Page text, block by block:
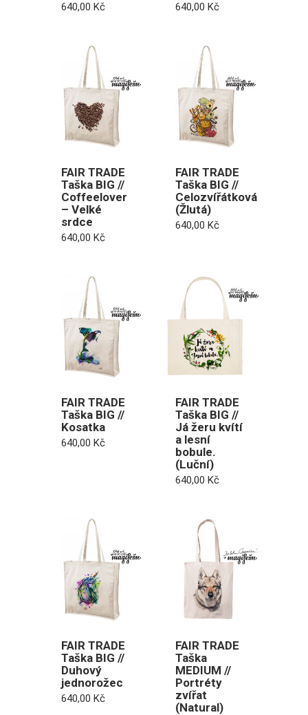
640,00 Kč 640,00 Kč
FAIR TRADE
Taška BIG //
Coffeelover
– Velké
srdce
640,00 Kč
FAIR TRADE
Taška BIG //
Celozvířátková
(Žlutá)
640,00Kč
FAIR TRADE
Taška BIG //
Kosatka
640,00 Kč
FAIR TRADE
Taška BIG //
Já žeru kvítí
a lesní
bobule.
(Luční)
640,00 Kč
FAIR TRADE
Taška BIG //
Duhový
jednorožec
640,00 Kč
FAIR TRADE
Taška
MEDIUM //
Portréty
zvířat
(Natural)